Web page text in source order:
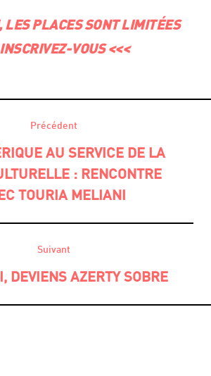
LES PLACES SONT LIMITÉES
INSCRIVEZ-VOUS<<<
Précédent
AU SERVICE DE LA
: RENCONTRE
TOURIA MELIANI
Suivant
DEVIENS AZERTY SOBRE